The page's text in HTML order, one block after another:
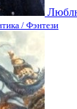
/ Фэнтези